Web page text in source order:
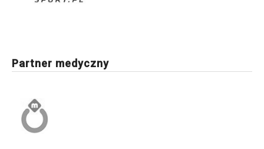
Partner medyczny